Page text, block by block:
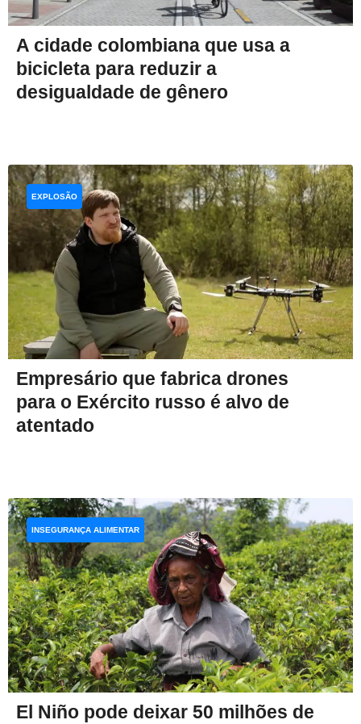
A cidade colombiana que usa a
bicicleta para reduzir a
desigualdade de gênero
Empresário que fabrica drones
para o Exército russo é alvo de
atentado
EXPLOSÃO
El Niño pode deixar 50 milhões de
INSEGURANÇA ALIMENTAR